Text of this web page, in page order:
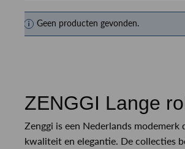
Geen producten gevonden.
ZENGGI Lange
Zenggi is een Nederlands modemerk
kwaliteit en elegantie. De collecties